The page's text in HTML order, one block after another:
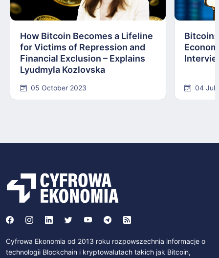
How Bitcoin Becomes a Lifeline
for Victims of Repression and
Financial Exclusion – Explains
Lyudmyla Kozlovska
05 October 2023
Bitcoin:
04
Cyfrowa Ekonomia od 2013 roku rozpowszechnia informacje o
technologii Blockchain i kryptowalutach takich jak Bitcoin,